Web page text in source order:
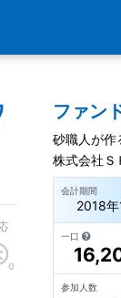
0
ファン
砂職人が作
株式会社Ｓ
会計期間
2018
一口
参加人数